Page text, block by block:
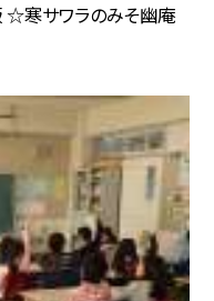
☆寒サワラのみそ幽庵